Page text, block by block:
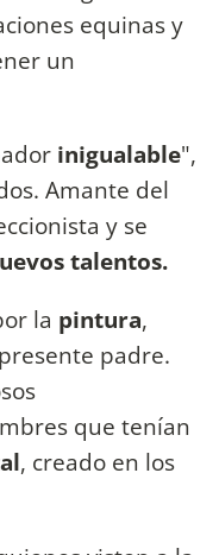
equinas y
un
inigualable",
Amante del
y se
talentos.
la pintura,
padre.
que tenían
, creado en los